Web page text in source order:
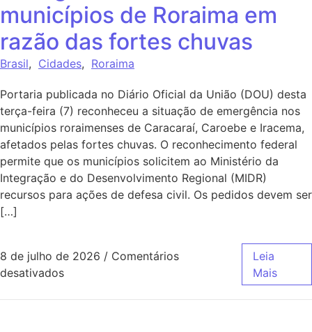
municípios de Roraima em
razão das fortes chuvas
Brasil, Cidades, Roraima
Portaria publicada no Diário Oficial da União (DOU) desta
terça-feira (7) reconheceu a situação de emergência nos
municípios roraimenses de Caracaraí, Caroebe e Iracema,
afetados pelas fortes chuvas. O reconhecimento federal
permite que os municípios solicitem ao Ministério da
Integração e do Desenvolvimento Regional (MIDR)
recursos para ações de defesa civil. Os pedidos devem ser
[…]
8 de julho de 2026 / Comentários
desativados
Leia
Mais